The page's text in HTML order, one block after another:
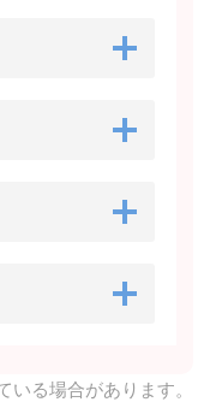
いる場合があります。